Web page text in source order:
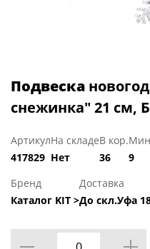
Подвеска
снежинка" 21 см,
Артикул
417829
На складе
Нет
В кор.
36
9
Бренд
Каталог KIT >
Доставка
До скл.Уфа